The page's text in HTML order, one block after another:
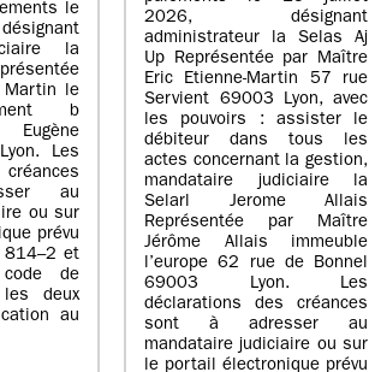
le
la
Martin le
b
Les
au
ou sur
prévu
814–2 et
de
les deux
au
2026, désignant
administrateur la Selas Aj
Up Représentée par Maître
Eric Etienne-Martin 57 rue
Servient 69003 Lyon, avec
les pouvoirs : assister le
débiteur dans tous les
actes concernant la gestion,
mandataire judiciaire la
Selarl Jerome Allais
Représentée par Maître
Jérôme Allais immeuble
l’europe 62 rue de Bonnel
69003 Lyon. Les
déclarations des créances
sont à adresser au
mandataire judiciaire ou sur
le portail électronique prévu